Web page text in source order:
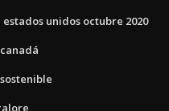
unidos octubre 2020